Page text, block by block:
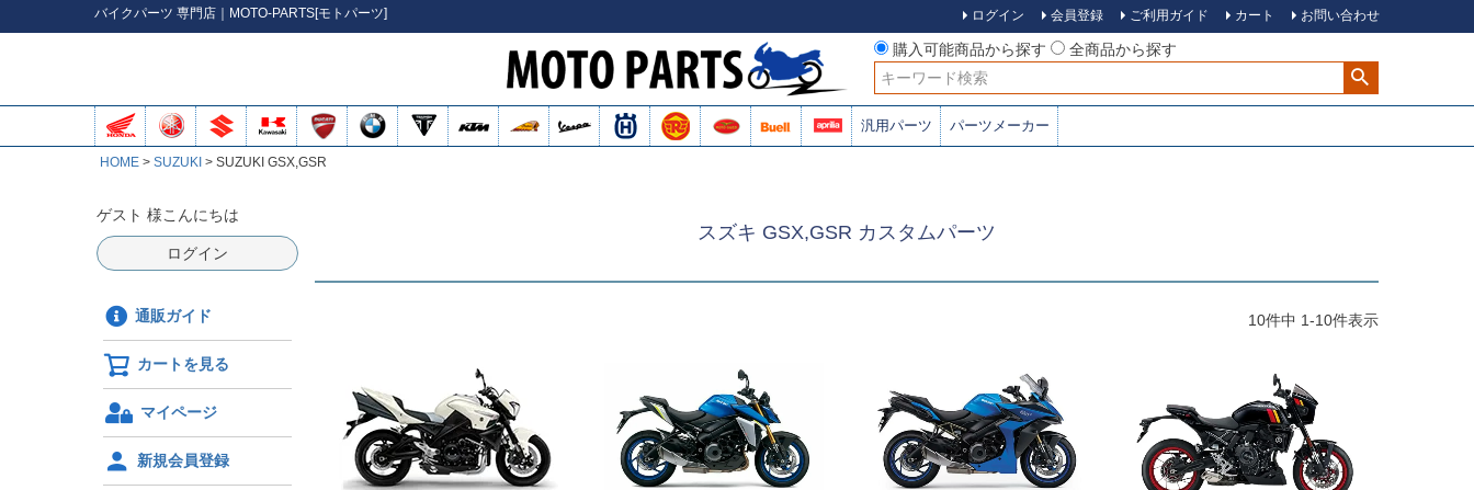
バイクパーツ 専門店｜MOTO-PARTS[モトパーツ] ログイン 会員登録 ご利用ガイド カート お問い合わせ
購入可能商品から探す
全商品から探す
検索
汎用パーツ パーツメーカー
HOME SUZUKI SUZUKI GSX,GSR
ゲスト 様こんにちは
ログイン
通販ガイド
カートを見る
マイページ
新規会員登録
スズキ GSX,GSR カスタムパーツ
10件中 1-10件表示